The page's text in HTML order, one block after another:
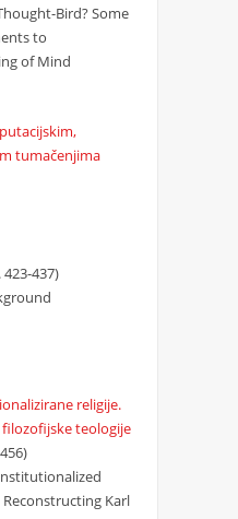
Bird? Some
to
of Mind
tumačenjima
437)
religije.
teologije
Karl